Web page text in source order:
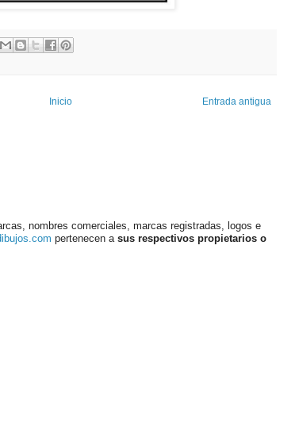
Entrada antigua
Inicio
nombres comerciales, marcas registradas, logos e
pertenecen a sus respectivos propietarios o